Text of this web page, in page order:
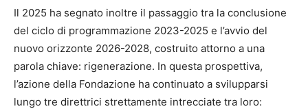
Il 2025 ha segnato inoltre il passaggio tra la conclusione
del ciclo di programmazione 2023-2025 e l’avvio del
nuovo orizzonte 2026-2028, costruito attorno a una
parola chiave: rigenerazione. In questa prospettiva,
l’azione della Fondazione ha continuato a svilupparsi
lungo tre direttrici strettamente intrecciate tra loro: